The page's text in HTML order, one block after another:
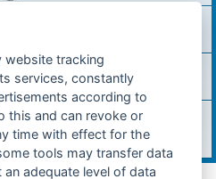
Getriebe, Vergaser/Luftfilter, Auspuff...
Dämpfung, Räder, Bremsen...
Probleme, dazugehörige Tipps und
tracking
services, constantly
according to
this and can revoke or
time with effect for the
tools may transfer data
adequate level of data